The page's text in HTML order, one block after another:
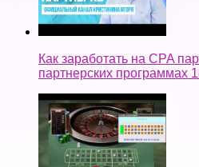
Как заработать на CPA
партнерских программах